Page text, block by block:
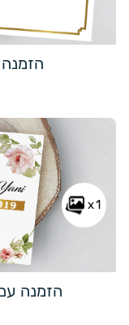
x1
הזמנה